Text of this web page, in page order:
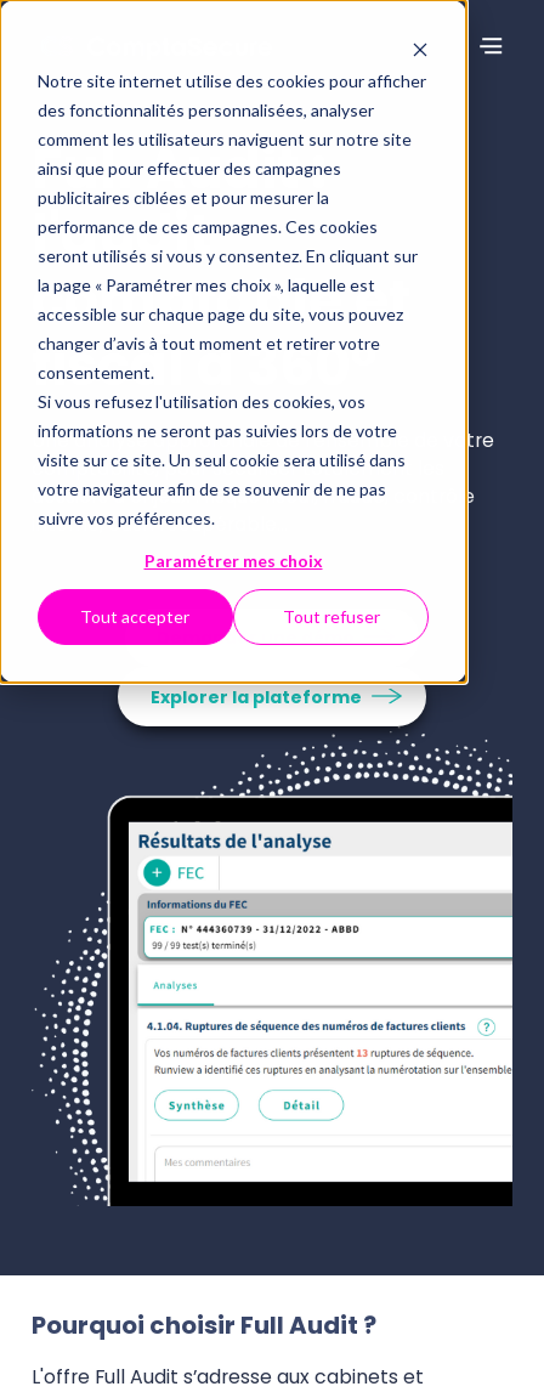
Notre site internet utilise des cookies pour afficher
des fonctionnalités personnalisées, analyser
comment les utilisateurs naviguent sur notre site
ainsi que pour effectuer des campagnes
publicitaires ciblées et pour mesurer la
performance de ces campagnes. Ces cookies
seront utilisés si vous y consentez. En cliquant sur
la page « Paramétrer mes choix », laquelle est
accessible sur chaque page du site, vous pouvez
changer d’avis à tout moment et retirer votre
consentement.
Si vous refusez l'utilisation des cookies, vos
informations ne seront pas suivies lors de votre
visite sur ce site. Un seul cookie sera utilisé dans
votre navigateur afin de se souvenir de ne pas
suivre vos préférences.
Paramétrer mes choix
Tout accepter Tout refuser
Full Audit :
l'audit
comptable et
fiscal à 360°
Une analyse approfondie de l’ensemble de votre
comptabilité, pour sécuriser totalement les
dossiers à enjeux : risque fiscal, fraude, contrôle
interne, cash récupérable...
Demander une démo
Explorer la plateforme
Pourquoi choisir Full Audit ?
L'offre Full Audit s’adresse aux cabinets et